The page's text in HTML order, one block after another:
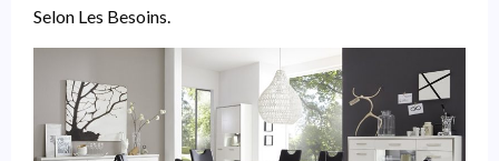
Selon Les Besoins.